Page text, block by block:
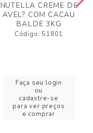
NUTELLA CREME DE
AVEL? COM CACAU
BALDE 3KG
Código: 51801
Faça seu login
ou
cadastre-se
para ver preços
e comprar